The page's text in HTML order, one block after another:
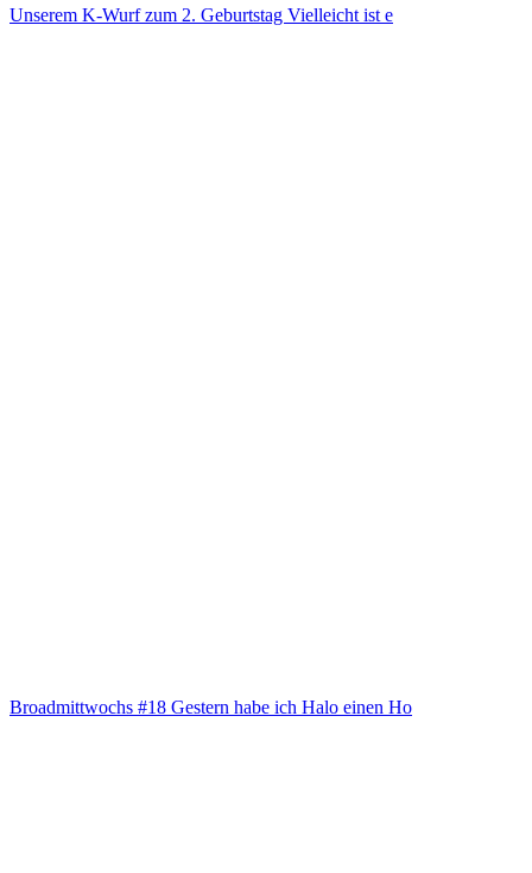
Unse­rem K-Wurf zum 2. Geburts­tag Viel­leicht ist e
Broad­mitt­wochs #18 Ges­tern habe ich Halo einen Ho